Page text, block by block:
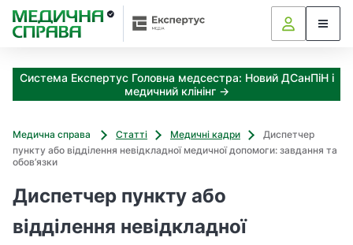
Система Експертус Головна медсестра: Новий ДСанПіН і
медичний клінінг →
Медична справа Статті Медичні кадри
Диспетчер
пункту або відділення невідкладної медичної допомоги: завдання та
обов’язки
Диспетчер пункту або
відділення невідкладної
З
а
к
з
о
д
м
ж